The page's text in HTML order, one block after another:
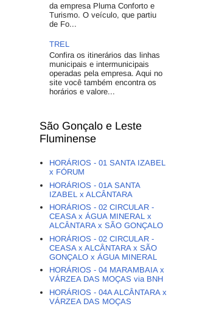
da empresa Pluma Conforto e
Turismo. O veículo, que partiu
de Fo...
TREL
Confira os itinerários das linhas
municipais e intermunicipais
operadas pela empresa. Aqui no
site você também encontra os
horários e valore...
São Gonçalo e Leste
Fluminense
HORÁRIOS - 01 SANTA IZABEL
x FÓRUM
HORÁRIOS - 01A SANTA
IZABEL x ALCÂNTARA
HORÁRIOS - 02 CIRCULAR -
CEASA x ÁGUA MINERAL x
ALCÂNTARA x SÃO GONÇALO
HORÁRIOS - 02 CIRCULAR -
CEASA x ALCÂNTARA x SÃO
GONÇALO x ÁGUA MINERAL
HORÁRIOS - 04 MARAMBAIA x
VÁRZEA DAS MOÇAS via BNH
HORÁRIOS - 04A ALCÂNTARA x
VÁRZEA DAS MOÇAS